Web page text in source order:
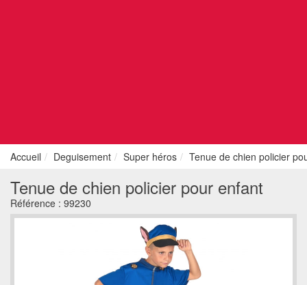
Accueil Deguisement Super héros Tenue de chien policier
Tenue de chien policier pour enfant
Référence : 99230